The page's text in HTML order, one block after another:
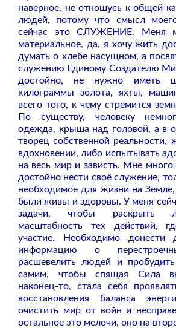
наверное, не отношусь к общей
людей, потому что смысл моего
сейчас это СЛУЖЕНИЕ. Меня
материальное, да, я хочу жить
думать о хлебе насущном, а
служению Единому Создателю
достойно, не нужно иметь
килограммы золота, яхты,
всего того, к чему стремится
По существу, человеку
одежда, крыша над головой, а в
творец собственной реальности,
вдохновении, либо испытывать
на весь мир и зависть. Мне
достойно нести своё служение,
необходимое для жизни на
были живы и здоровы. У меня
задачи, чтобы раскрыть
масштабность тех действий,
участие. Необходимо донести
информацию о
расшевелить людей и
самим, чтобы спящая Сила
наконец-то, стала себя
восстановления баланса
очистить мир от войн и
остальное это мелочи, оно на